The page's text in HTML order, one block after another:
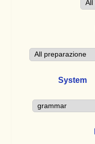
System